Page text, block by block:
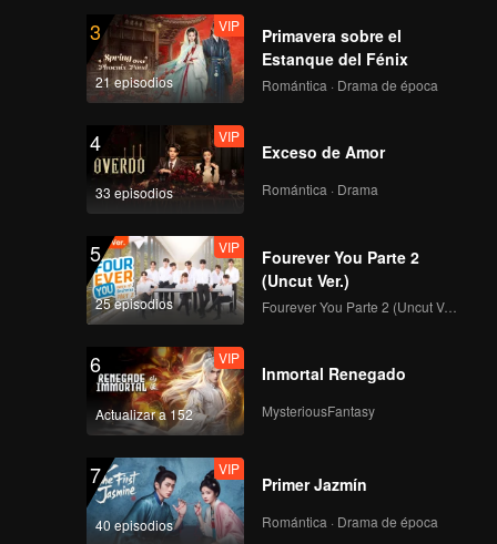
VIP
Episodio 6: Gran
enfrentamiento en los
juegos acuáticos,
¡batalla campal de
participantes!
VIP
Exhibición de
evaluación de talento
asombroso
VIP EP7 Extra - 01
VIP
VIP
3
21 episodios
VIP
Primavera sobre el
Estanque del Fénix
Romántica · Drama de época
4
33 episodios
VIP
Exceso de Amor
Romántica · Drama
5
25 episodios
VIP
Fourever You Parte 2
(Uncut Ver.)
Fourever You Parte 2 (Uncut Ver.)
6
Actualizar a 152
VIP
Inmortal Renegado
MysteriousFantasy
7
40 episodios
VIP
Primer Jazmín
Romántica · Drama de época